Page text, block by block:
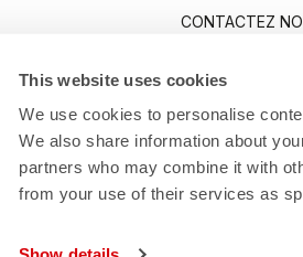
This website uses cookies
We use cookies to personalise
We also share information about
partners who may combine it with
from your use of their services as
CONTACTEZ